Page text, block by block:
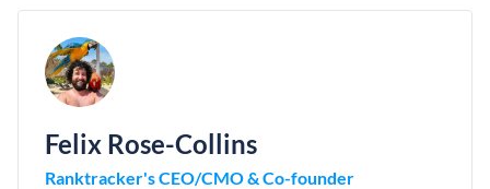
Felix Rose-Collins
Ranktracker's CEO/CMO & Co-founder